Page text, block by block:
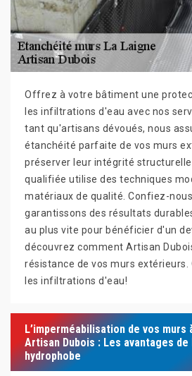
Offrez à votre bâtiment une
les infiltrations d'eau avec nos
tant qu'artisans dévoués, nous
étanchéité parfaite de vos murs
préserver leur intégrité
qualifiée utilise des techniques
matériaux de qualité. Confiez-
garantissons des résultats
au plus vite pour bénéficier d'un
découvrez comment Artisan
résistance de vos murs
les infiltrations d'eau!
L’imperméabilisation de vos murs
Artisan Dubois : Les avantages
hydrophobe